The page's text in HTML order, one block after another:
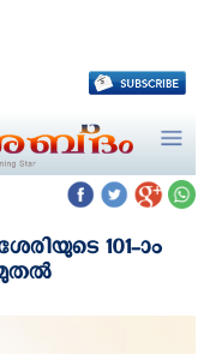
101-ാം